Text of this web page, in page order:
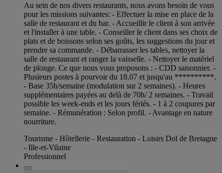
Au sein de nos divers restaurants, nous avons besoin de vous
pour les missions suivantes: - Effectuer la mise en place de la
salle de restaurant et du bar. - Accueillir le client à son arrivée
et l'installer à une table. - Conseiller le client dans ses choix de
plats et de boissons selon ses goûts, les suggestions du jour et
prendre sa commande. - Débarrasser les tables, nettoyer la
salle de restaurant et ranger la vaisselle. - Nettoyer le matériel
de plonge. Ce que nous vous proposons : - CDD saisonnier. -
Plusieurs postes à pourvoir du 18.07 et jusqu'au **********.
- Base 35h/semaine (modulation sur 2 semaines). - Heures
supplémentaires payées au delà de 70h/ 2 semaines. - Travail
possible les week-ends et les jours fériés. - 1 à 2 coupures par
semaine. - Rémunération : Selon profil. - Avantage en nature
nourriture.
Tourisme - Hôtellerie - Restauration - Loisirs Dol de Bretagne
- Ille-et-Vilaine
Professionnel